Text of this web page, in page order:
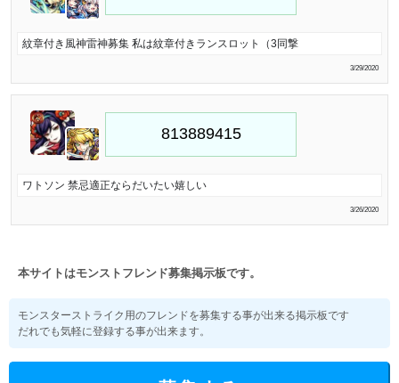
紋章付き風神雷神募集 私は紋章付きランスロット（3同撃
3/29/2020
ワトソン 禁忌適正ならだいたい嬉しい
3/26/2020
本サイトはモンストフレンド募集掲示板です。
モンスターストライク用のフレンドを募集する事が出来る掲示板です
だれでも気軽に登録する事が出来ます。